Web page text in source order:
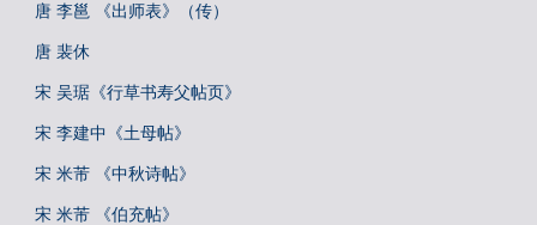
唐 李邕 《出师表》（传）
唐 裴休
宋 吴琚《行草书寿父帖页》
宋 李建中《土母帖》
宋 米芾 《中秋诗帖》
宋 米芾 《伯充帖》